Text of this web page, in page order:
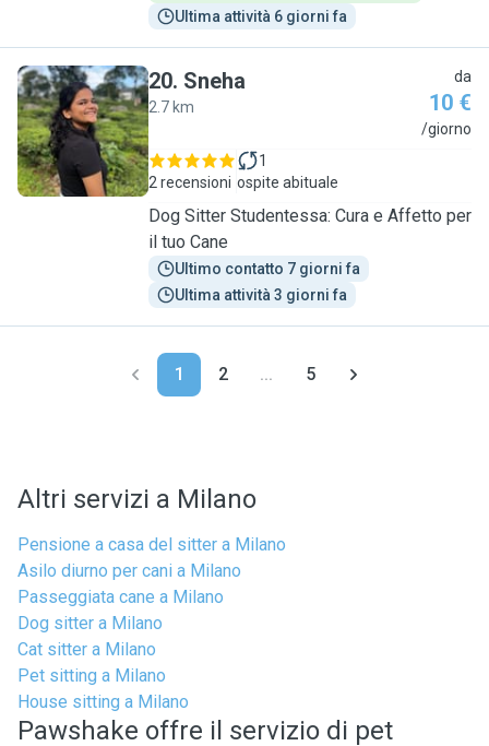
Ultima attività 6 giorni fa
S
20. Sneha
2.7 km
da
10 €
/giorno
2 recensioni
1
ospite abituale
Dog Sitter Studentessa: Cura e Affetto per
il tuo Cane
Ultimo contatto 7 giorni fa
Ultima attività 3 giorni fa
1 2 ... 5
Altri servizi a Milano
Pensione a casa del sitter a Milano
Asilo diurno per cani a Milano
Passeggiata cane a Milano
Dog sitter a Milano
Cat sitter a Milano
Pet sitting a Milano
House sitting a Milano
Pawshake offre il servizio di pet